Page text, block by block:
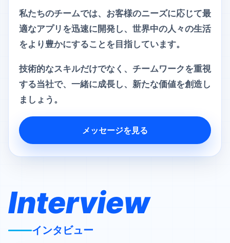
私たちのチームでは、お客様のニーズに応じて最
適なアプリを迅速に開発し、世界中の人々の生活
をより豊かにすることを目指しています。
技術的なスキルだけでなく、チームワークを重視
する当社で、一緒に成長し、新たな価値を創造し
ましょう。
メッセージを見る
Interview
インタビュー